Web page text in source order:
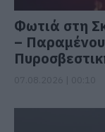
Φωτιά στη
–